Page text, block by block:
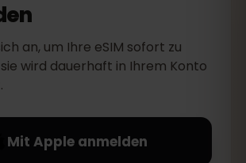
an, um Ihre eSIM sofort zu
wird dauerhaft in Ihrem Konto
Mit Apple anmelden